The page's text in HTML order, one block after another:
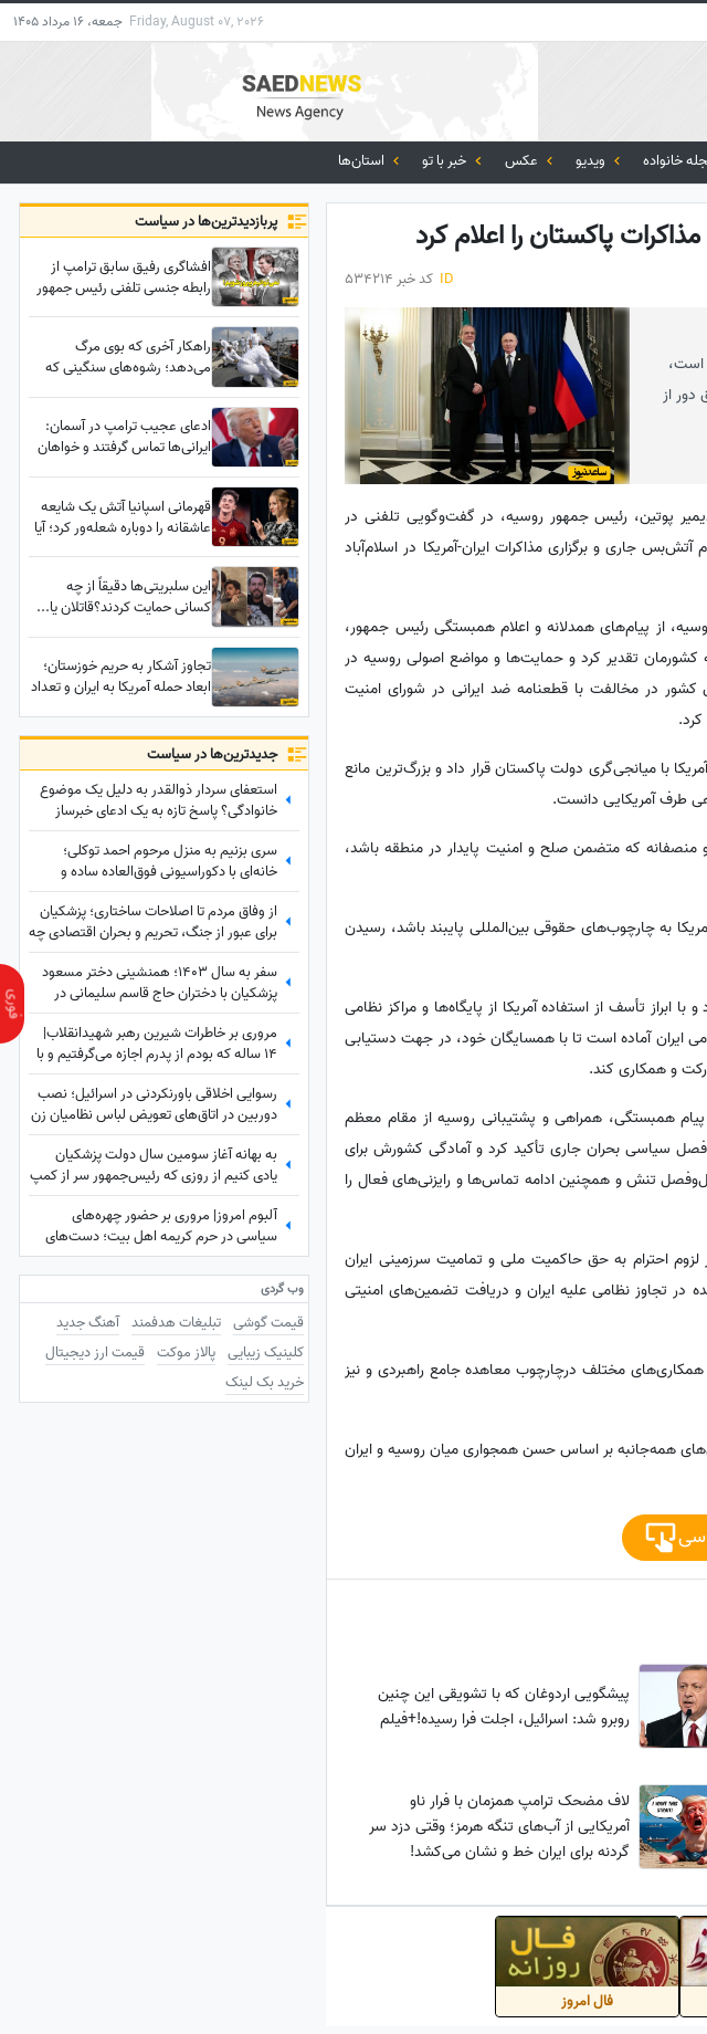
Friday, August 07, 2026 جمعه، 16 مرداد 1405
خانواده ویدیو عکس خبر با تو استان‌ها
پاکستان را اعلام کرد
ID کد خبر 534214
است،
از
پوتین، رئیس جمهور روسیه، در گفت‌وگویی تلفنی در
جاری و برگزاری مذاکرات ایران-آمریکا در اسلام‌آباد
از پیام‌های همدلانه و اعلام همبستگی رئیس جمهور،
کشورمان تقدیر کرد و حمایت‌ها و مواضع اصولی روسیه در
در مخالفت با قطعنامه ضد ایرانی در شورای امنیت
با میانجی‌گری دولت پاکستان قرار داد و بزرگ‌ترین مانع
طرف آمریکایی دانست.
منصفانه که متضمن صلح و امنیت پایدار در منطقه باشد،
به چارچوب‌های حقوقی بین‌المللی پایبند باشد، رسیدن
تأسف از استفاده آمریکا از پایگاه‌ها و مراکز نظامی
ایران آماده است تا با همسایگان خود، در جهت دستیابی
و همکاری کند.
همبستگی، همراهی و پشتیبانی روسیه از مقام معظم
فصل سیاسی بحران جاری تأکید کرد و آمادگی کشورش برای
تنش و همچنین ادامه تماس‌ها و رایزنی‌های فعال را
لزوم احترام به حق حاکمیت ملی و تمامیت سرزمینی ایران
در تجاوز نظامی علیه ایران و دریافت تضمین‌های امنیتی
همکاری‌های مختلف درچارچوب معاهده جامع راهبردی و نیز
همه‌جانبه بر اساس حسن همجواری میان روسیه و ایران
پیشگویی اردوغان که با تشویقی این چنین
روبرو شد: اسرائیل، اجلت فرا رسیده!+فیلم
لاف مضحک ترامپ همزمان با فرار ناو
آمریکایی از آب‌های تنگه هرمز؛ وقتی دزد سر
گردنه برای ایران خط و نشان می‌کشد!
فال امروز
پربازدید‌ترین‌ها در سیاست
افشاگری رفیق سابق ترامپ از
رابطه جنسی تلفنی رئیس جمهور
راهکار آخری که بوی مرگ
می‌دهد؛ رشوه‌های سنگینی که
ادعای عجیب ترامپ در آسمان:
ایرانی‌ها تماس گرفتند و خواهان
قهرمانی اسپانیا آتش یک شایعه
عاشقانه را دوباره شعله‌ور کرد؛ آیا
این سلبریتی‌ها دقیقاً از چه
کسانی حمایت کردند؟قاتلان یا...
تجاوز آشکار به حریم خوزستان؛
ابعاد حمله آمریکا به ایران و تعداد
جدید‌ترین‌ها در سیاست
استعفای سردار ذوالقدر به دلیل یک موضوع
خانوادگی؟ پاسخ تازه به یک ادعای خبرساز
سری بزنیم به منزل مرحوم احمد توکلی؛
خانه‌ای با دکوراسیونی فوق‌العاده ساده و
مبلمانی قدیمی آراسته به گل و گیاه و
شلف‌های دیواری پر از پتوس و گل
گندمی+عکس
از وفاق مردم تا اصلاحات ساختاری؛ پزشکیان
برای عبور از جنگ، تحریم و بحران اقتصادی چه
برنامه‌ای دارد؟
سفر به سال 1403؛ همنشینی دختر مسعود
پزشکیان با دختران حاج قاسم سلیمانی در
مراسم تنفیذ ریاست جمهوری+عکس
مروری بر خاطرات شیرین رهبر شهیدانقلاب|
14 ساله که بودم از پدرم اجازه می‌گرفتیم و با
برادرم به ییلاق می‌رفتیم شب خسته
برمی‌گشتیم و می‌خوابیدیم، پدرم ما را ...
رسوایی اخلاقی باورنکردنی در اسرائیل؛ نصب
دوربین در اتاق‌های تعویض لباس نظامیان زن
و سرویس‌های بهداشتی آنان!
به بهانه آغاز سومین سال دولت پزشکیان
یادی کنیم از روزی که رئیس‌جمهور سر از کمپ
ترک اعتیاد درآورد؛ از خوش و بش صمیمانه با
مددجویان تا کاشت درخت و...
آلبوم امروز| مروری بر حضور چهره‌های
سیاسی در حرم کریمه اهل بیت؛ دست‌های
خسته سیاستمداران، گره‌خورده به ضریح امید
وب گردی
قیمت گوشی تبلیغات هدفمند آهنگ جدید
کلینیک زیبایی پالاز موکت قیمت ارز دیجیتال
خرید بک لینک